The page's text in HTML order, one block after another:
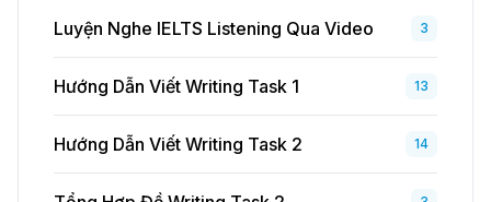
Luyện Nghe IELTS Listening Qua Video 3
Hướng Dẫn Viết Writing Task 1 13
Hướng Dẫn Viết Writing Task 2 14